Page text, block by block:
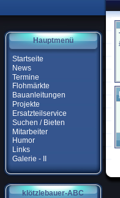
Hauptmenü
Startseite
News
Termine
Flohmärkte
Bauanleitungen
Projekte
Ersatzteilservice
Suchen / Bieten
Mitarbeiter
Humor
Links
Galerie - II
klötzlebauer-ABC